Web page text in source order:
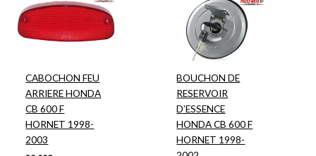
CABOCHON FEU
ARRIERE HONDA
CB 600 F
HORNET 1998-
2003
BOUCHON DE
RESERVOIR
D’ESSENCE
HONDA CB 600 F
HORNET 1998-